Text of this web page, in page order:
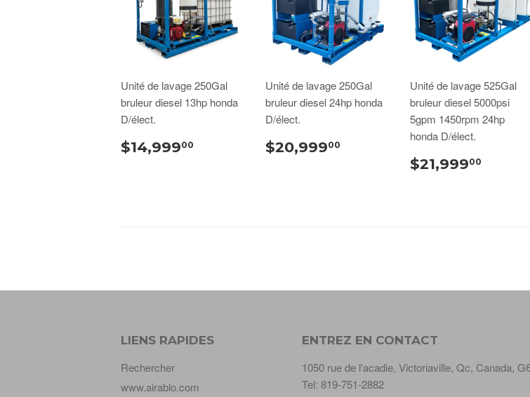
Unité de lavage 250Gal
bruleur diesel 13hp honda
D/élect.
$14,99900
Unité de lavage 250Gal
bruleur diesel 24hp honda
D/élect.
$20,99900
Unité de lavage 525Gal
bruleur diesel 5000psi
5gpm 1450rpm 24hp
honda D/élect.
$21,99900
LIENS RAPIDES
Rechercher
www.airablo.com
ENTREZ EN CONTACT
1050 rue de l'acadie, Victoriaville, Qc, Canada,
Tel: 819-751-2882